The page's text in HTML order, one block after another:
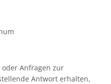
Anfragen zur
Antwort erhalten,